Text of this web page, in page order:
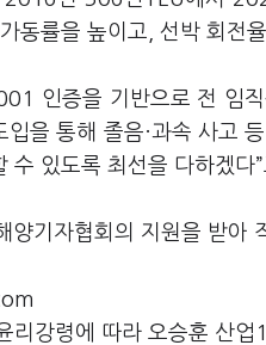
동률을 높이고, 선박 회전
인증을 기반으로 전 임
을 통해 졸음·과속 사고
수 있도록 최선을 다하겠다
기자협회의 지원을 받아
리강령에 따라 오승훈 산업